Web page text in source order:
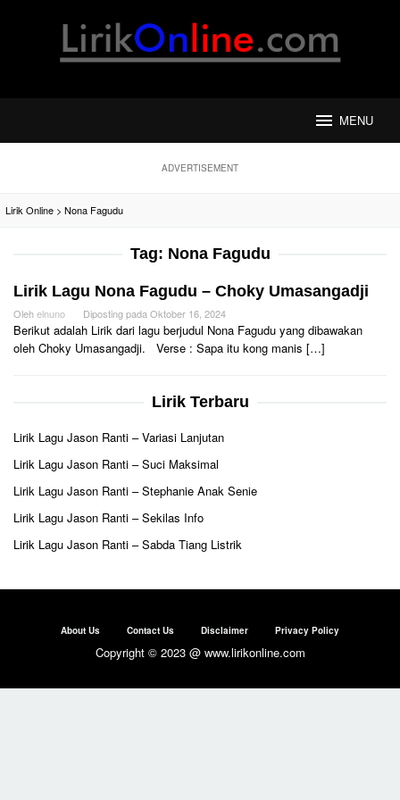
MENU
ADVERTISEMENT
Lirik Online > Nona Fagudu
Tag: Nona Fagudu
Lirik Lagu Nona Fagudu – Choky Umasangadji
Olehelnuno Diposting pada Oktober 16, 2024
Berikut adalah Lirik dari lagu berjudul Nona Fagudu yang dibawakan
oleh Choky Umasangadji. Verse : Sapa itu kong manis […]
Lirik Terbaru
Lirik Lagu Jason Ranti – Variasi Lanjutan
Lirik Lagu Jason Ranti – Suci Maksimal
Lirik Lagu Jason Ranti – Stephanie Anak Senie
Lirik Lagu Jason Ranti – Sekilas Info
Lirik Lagu Jason Ranti – Sabda Tiang Listrik
About Us Contact Us Disclaimer Privacy Policy
Copyright © 2023 @ www.lirikonline.com